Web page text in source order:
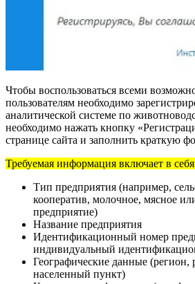
Чтобы воспользоваться всеми
пользователям необходимо
аналитической системе по
необходимо нажать кнопку
странице сайта и заполнить краткую
Требуемая информация включает в
Тип предприятия (например,
кооператив, молочное, мясное
предприятие)
Название предприятия
Идентификационный номер
индивидуальный
Географические данные (регион,
населенный пункт)